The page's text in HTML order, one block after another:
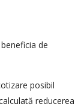
de
posibil
reducerea